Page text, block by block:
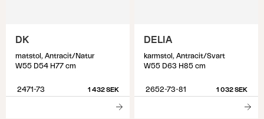
DK
matstol, Antracit/Natur
W55 D54 H77 cm
2471-73 1 432 SEK
DELIA
karmstol, Antracit/Svart
W55 D63 H85 cm
2652-73-81 1 032 SEK